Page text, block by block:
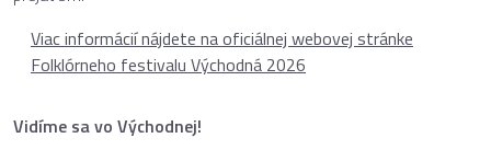
Viac informácií nájdete na oficiálnej webovej stránke
Folklórneho festivalu Východná 2026
Vidíme sa vo Východnej!